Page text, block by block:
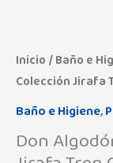
Inicio /Baño e
Colección Jirafa
Baño e Higiene,
Don